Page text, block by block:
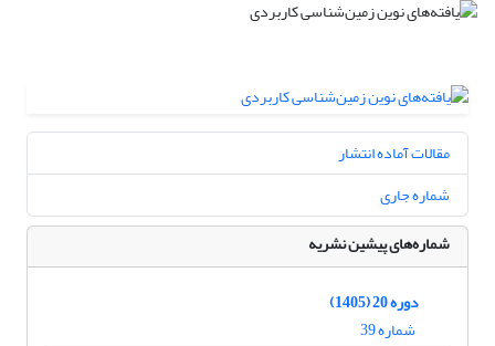
مقالات آماده انتشار
شماره جاری
شماره‌های پیشین نشریه
دوره 20 (1405)
شماره 39